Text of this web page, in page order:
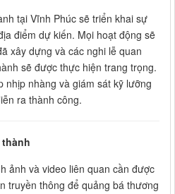
tại Vĩnh Phúc sẽ triển khai sự
điểm dự kiến. Mọi hoạt động sẽ
xây dựng và các nghi lễ quan
sẽ được thực hiện trang trọng.
nhàng và giám sát kỹ lưỡng
ra thành công.
ảnh và video liên quan cần được
truyền thông để quảng bá thương